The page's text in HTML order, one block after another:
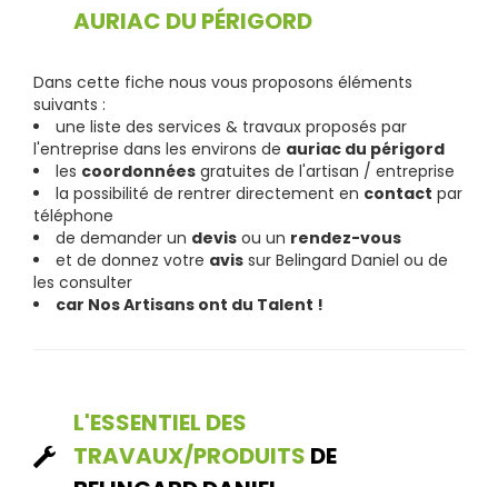
AURIAC DU PÉRIGORD
Dans cette fiche nous vous proposons éléments
suivants :
une liste des services & travaux proposés par
l'entreprise dans les environs de auriac du périgord
les coordonnées gratuites de l'artisan / entreprise
la possibilité de rentrer directement en contact par
téléphone
de demander un devis ou un rendez-vous
et de donnez votre avis sur Belingard Daniel ou de
les consulter
car Nos Artisans ont du Talent !
L'ESSENTIEL DES
TRAVAUX/PRODUITS DE